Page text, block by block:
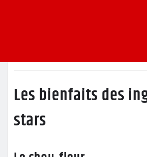
Les bienfaits des
stars